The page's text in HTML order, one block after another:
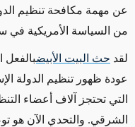
عن مهمة مكافحة تنظيم
من السياسة الأمريكية في
لقد حث البيت الأبيض
عودة ظهور تنظيم الدولة
التي تحتجز آلاف أعضاء
الشرقي. والتحدي الآن هو